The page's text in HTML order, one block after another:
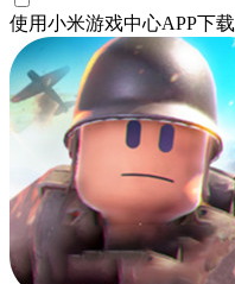
使用小米游戏中心APP下载